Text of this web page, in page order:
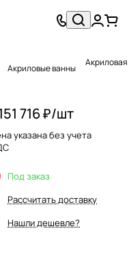
Акриловые ванны
716 ₽/шт
указана без учета
Под заказ
Рассчитать доставку
Нашли дешевле?